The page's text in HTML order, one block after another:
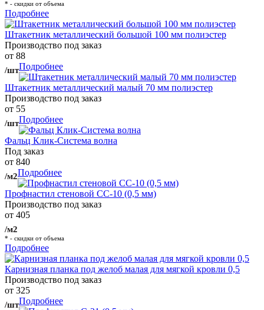
* - скидки от объема
Подробнее
Штакетник металлический большой 100 мм полиэстер
Производство под заказ
от 88
/штПодробнее
Штакетник металлический малый 70 мм полиэстер
Производство под заказ
от 55
/штПодробнее
Фальц Клик-Система волна
Под заказ
от 840
/м2Подробнее
Профнастил стеновой СС-10 (0,5 мм)
Производство под заказ
от 405
/м2
* - скидки от объема
Подробнее
Карнизная планка под желоб малая для мягкой кровли 0,5
Производство под заказ
от 325
/штПодробнее